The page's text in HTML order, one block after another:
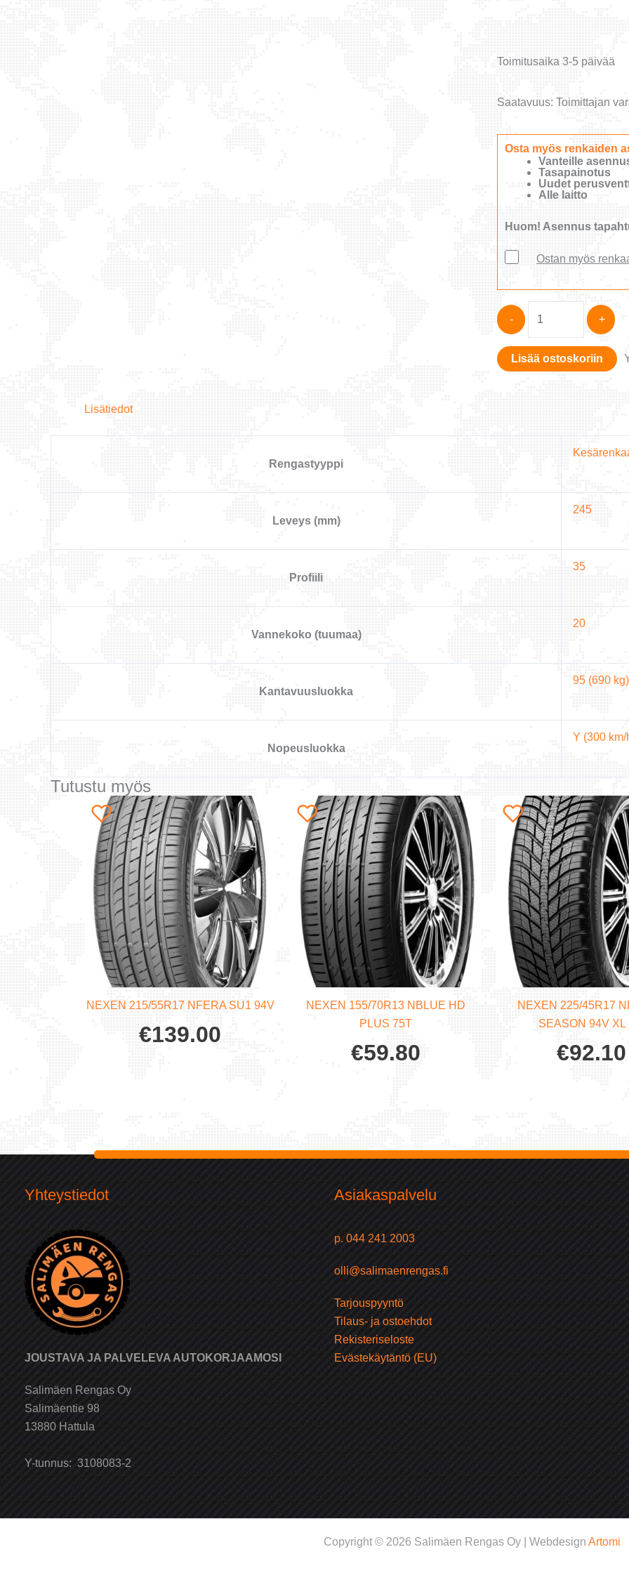
Toimitusaika 3-5 päivää
Saatavuus: Toimittajan
Osta myös renkaiden
Vanteille
Tasapainotus
Uudet
Alle laitto
Huom! Asennus
Ostan myös
-
AZENIS
FK520
+
Lisää ostoskoriin
Lisätiedot
Rengastyyppi
Leveys (mm)
245
Profiili
35
Vannekoko (tuumaa)
20
Kantavuusluokka
95 (690 kg)
Nopeusluokka
Y (300 km/
Tutustu myös
NEXEN 215/55R17 NFERA SU1 94V
€139.00
NEXEN 155/70R13 NBLUE HD
PLUS 75T
€59.80
NEXEN 225/45R17
SEASON 94V XL
€92.10
Yhteystiedot
JOUSTAVA JA PALVELEVA AUTOKORJAAMOSI
Salimäen Rengas Oy
Salimäentie 98
13880 Hattula
Y-tunnus: 3108083-2
Asiakaspalvelu
p. 044 241 2003
olli@salimaenrengas.fi
Tarjouspyyntö
Tilaus- ja ostoehdot
Rekisteriseloste
Evästekäytäntö (EU)
Copyright © 2026 Salimäen Rengas Oy | Webdesign Artomi